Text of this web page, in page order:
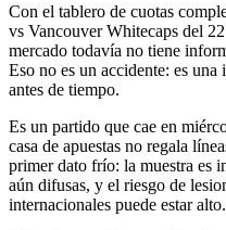
Con el tablero de cuotas
vs Vancouver Whitecaps del
mercado todavía no tiene
Eso no es un accidente: es
antes de tiempo.
Es un partido que cae en
casa de apuestas no regala
primer dato frío: la muestra es
aún difusas, y el riesgo de
internacionales puede estar alto.